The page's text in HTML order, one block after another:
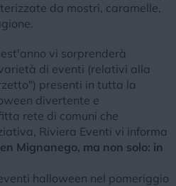
da mostri, caramelle,
vi sorprenderà
di eventi (relativi alla
presenti in tutta la
divertente e
rete di comuni che
Riviera Eventi vi informa
Mignanego, ma non solo: in
halloween nel pomeriggio